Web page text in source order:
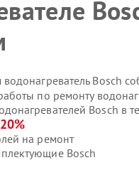
Bosch
по ремонту
Bosch в
20%
на ремонт
Bosch